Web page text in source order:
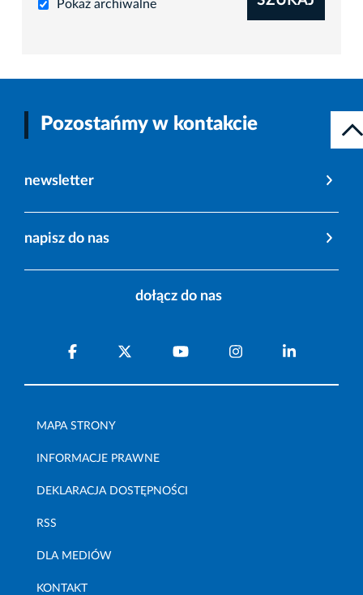
Pokaż archiwalne
Pozostańmy w kontakcie
newsletter
napisz do nas
dołącz do nas
MAPA STRONY
INFORMACJE PRAWNE
DEKLARACJA DOSTĘPNOŚCI
RSS
DLA MEDIÓW
KONTAKT